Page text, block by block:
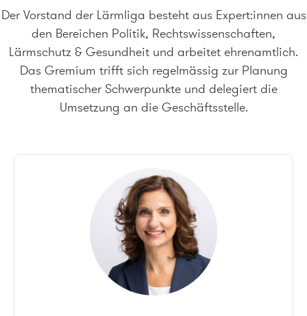
Der Vorstand der Lärmliga besteht aus Expert:innen aus
den Bereichen Politik, Rechtswissenschaften,
Lärmschutz & Gesundheit und arbeitet ehrenamtlich.
Das Gremium trifft sich regelmässig zur Planung
thematischer Schwerpunkte und delegiert die
Umsetzung an die Geschäftsstelle.